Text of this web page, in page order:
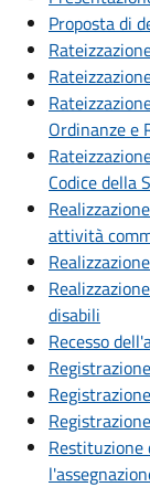
Proposta di
Ordinanze e
Codice della
attività
disabili
Recesso
Restituzione